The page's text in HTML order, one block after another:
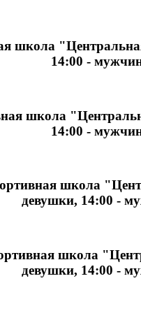
школа
14:00 -
школа
14:00 -
школа
девушки, 14:00 -
школа
девушки, 14:00 -